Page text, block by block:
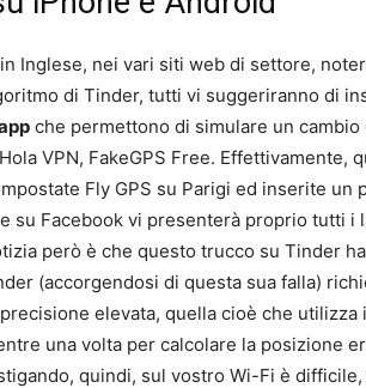
Inglese, nei vari siti web di settore,
di Tinder, tutti vi suggeriranno di
che permettono di simulare un cambio
VPN, FakeGPS Free. Effettivamente,
Fly GPS su Parigi ed inserite un
su Facebook vi presenterà proprio tutti i
però è che questo trucco su Tinder
(accorgendosi di questa sua falla)
elevata, quella cioè che utilizza
una volta per calcolare la posizione
quindi, sul vostro Wi-Fi è